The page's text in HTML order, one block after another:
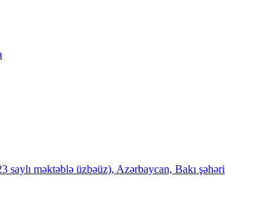
saylı məktəblə üzbəüz), Azərbaycan, Bakı şəhəri